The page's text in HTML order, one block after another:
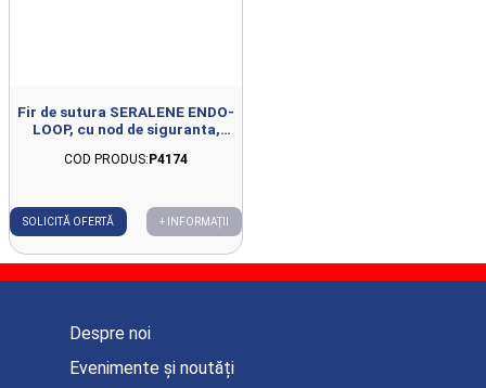
Fir de sutura SERALENE ENDO-
LOOP, cu nod de siguranta,
neresorbabil, monofilament,
COD PRODUS:P4174
SOLICITĂ OFERTĂ + INFORMAȚII
Despre noi
Evenimente și noutăți